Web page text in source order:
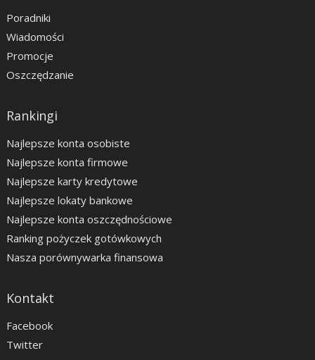
Poradniki
Wiadomości
Promocje
Oszczędzanie
Rankingi
Najlepsze konta osobiste
Najlepsze konta firmowe
Najlepsze karty kredytowe
Najlepsze lokaty bankowe
Najlepsze konta oszczędnościowe
Ranking pożyczek gotówkowych
Nasza porównywarka finansowa
Kontakt
Facebook
Twitter